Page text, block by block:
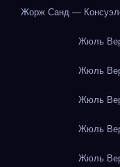
Жорж Санд —
Жюль
Жюль
Жюль
Жюль
Жюль